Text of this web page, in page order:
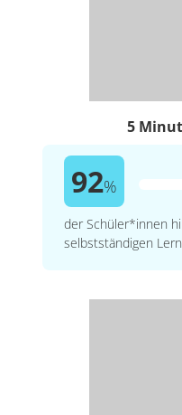
5
92%
der Schüler*innen
selbstständigen